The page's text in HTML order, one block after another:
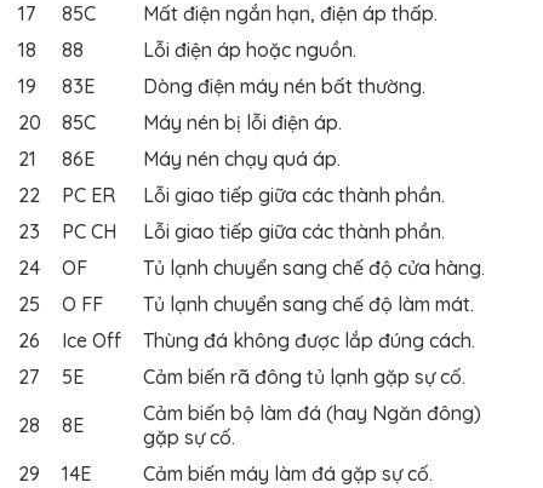
17
85C
Mất điện ngắn hạn, điện áp thấp.
18
88
Lỗi điện áp hoặc nguồn.
19
83E
Dòng điện máy nén bất thường.
20
85C
Máy nén bị lỗi điện áp.
21
86E
Máy nén chạy quá áp.
22
PC ER
Lỗi giao tiếp giữa các thành phần.
23
PC CH
Lỗi giao tiếp giữa các thành phần.
24
OF
Tủ lạnh chuyển sang chế độ cửa hàng.
25
O FF
Tủ lạnh chuyển sang chế độ làm mát.
26
Ice Off
Thùng đá không được lắp đúng cách.
27
5E
Cảm biến rã đông tủ lạnh gặp sự cố.
28
8E
Cảm biến bộ làm đá (hay Ngăn đông)
gặp sự cố.
29
14E
Cảm biến máy làm đá gặp sự cố.